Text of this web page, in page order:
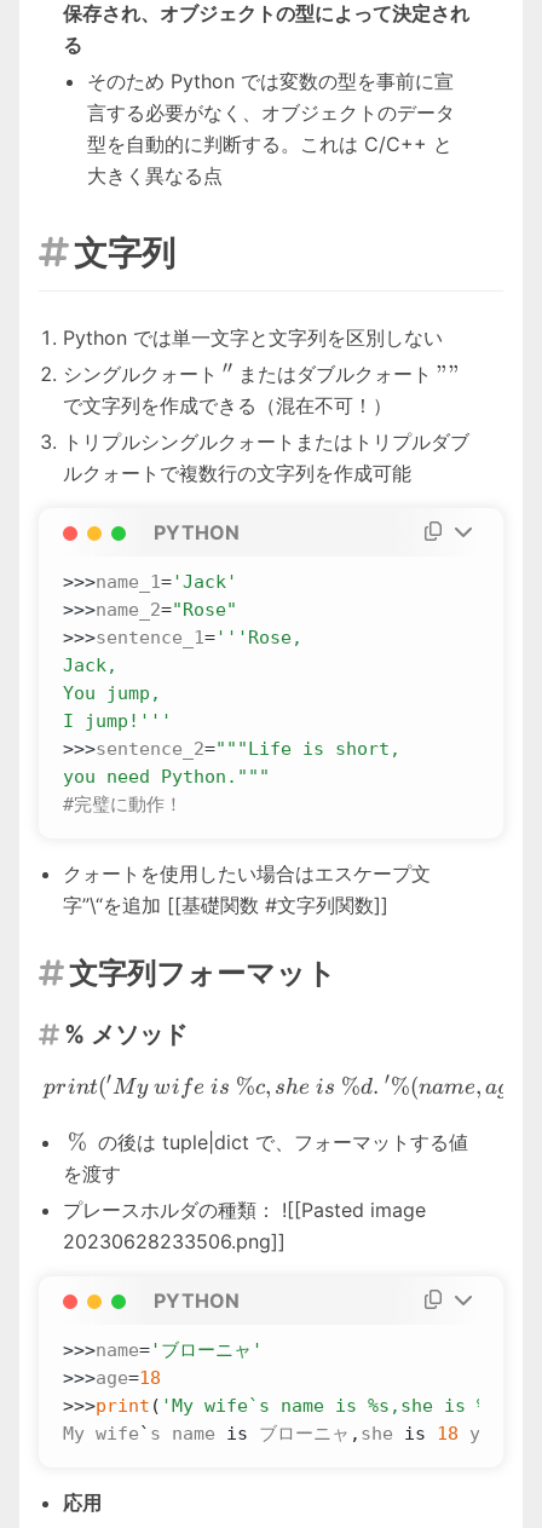
保存され、オブジェクトの型によって決定され
る
そのため Python では変数の型を事前に宣
言する必要がなく、オブジェクトのデータ
型を自動的に判断する。これは C/C++ と
大きく異なる点
文字列
Python では単一文字と文字列を区別しない
シングルクォート ''
′′ またはダブルクォート ""
""
で文字列を作成できる（混在不可！）
トリプルシングルクォートまたはトリプルダブ
ルクォートで複数行の文字列を作成可能
PYTHON
>>>name_1='Jack'
>>>name_2="Rose"
>>>sentence_1=
I jump!'''
>>>sentence_2=
you need Python."""
#完璧に動作！
クォートを使用したい場合はエスケープ文
字”\“を追加 [[基礎関数 #文字列関数]]
文字列フォーマット
 % メソッド
print('My\ wife\ is\
print(′My wi fe is %c, she is %d. ′%(name, ag
\%
% の後は tuple|dict で、フォーマットする値
を渡す
プレースホルダの種類： ![[Pasted image
20230628233506.png]]
PYTHON
>>>name='ブローニャ'
>>>age=18
>>>print ( 'My wife`s name is %s ,she is %d
My wife` s name is ブローニャ , she is 18 years
応用